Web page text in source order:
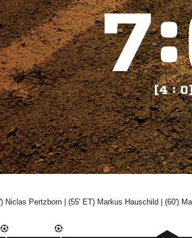
:
[4 :
 | (55' ET)   | (60')